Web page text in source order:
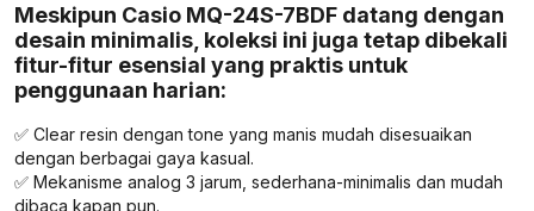
Meskipun Casio MQ-24S-7BDF datang dengan
desain minimalis, koleksi ini juga tetap dibekali
fitur-fitur esensial yang praktis untuk
penggunaan harian:
✅ Clear resin dengan tone yang manis mudah disesuaikan
dengan berbagai gaya kasual.
✅ Mekanisme analog 3 jarum, sederhana-minimalis dan mudah
dibaca kapan pun.